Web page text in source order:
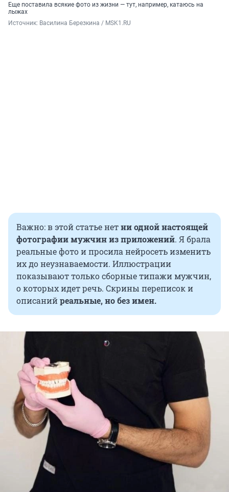
Еще поставила всякие фото из жизни — тут, например, катаюсь на
лыжах
Источник: Василина Березкина / MSK1.RU
Важно: в этой статье нетни одной настоящей
фотографии мужчин из приложений. Я брала
реальные фото и просила нейросеть изменить
их до неузнаваемости. Иллюстрации
показывают только сборные типажи мужчин,
о которых идет речь. Скрины переписок и
описанийреальные, но без имен.